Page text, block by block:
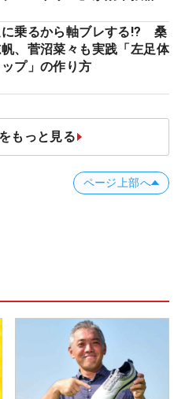
乗るから軸ブレする!? 桑
、菅沼菜々も実践「左足体
プ」の作り方
もっと見る
ページ上部へ